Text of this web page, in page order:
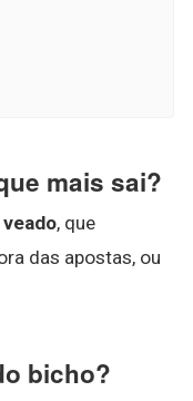
mais sai?
, que
das apostas, ou
bicho?